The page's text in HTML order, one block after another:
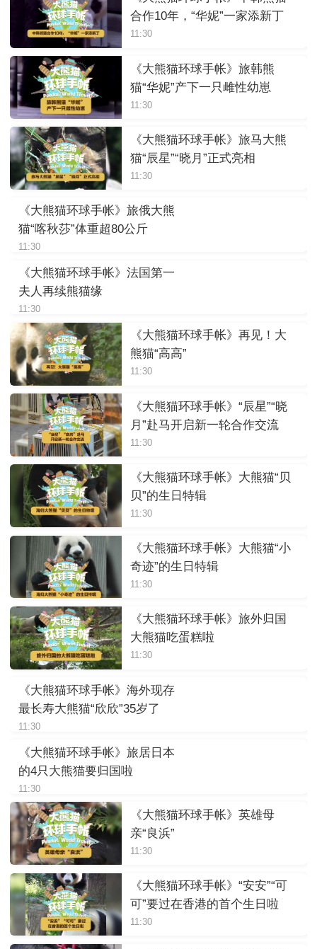
合作10年，“华妮”一家添新丁
11:30
《大熊猫环球手帐》旅韩熊
猫“华妮”产下一只雌性幼崽
11:30
《大熊猫环球手帐》旅马大熊
猫“辰星”“晓月”正式亮相
11:30
《大熊猫环球手帐》旅俄大熊
猫“喀秋莎”体重超80公斤
11:30
《大熊猫环球手帐》法国第一
夫人再续熊猫缘
11:30
《大熊猫环球手帐》再见！大
熊猫“高高”
11:30
《大熊猫环球手帐》“辰星”“晓
月”赴马开启新一轮合作交流
11:30
《大熊猫环球手帐》大熊猫“贝
贝”的生日特辑
11:30
《大熊猫环球手帐》大熊猫“小
奇迹”的生日特辑
11:30
《大熊猫环球手帐》旅外归国
大熊猫吃蛋糕啦
11:30
《大熊猫环球手帐》海外现存
最长寿大熊猫“欣欣”35岁了
11:30
《大熊猫环球手帐》旅居日本
的4只大熊猫要归国啦
11:30
《大熊猫环球手帐》英雄母
亲“良浜”
11:30
《大熊猫环球手帐》“安安”“可
可”要过在香港的首个生日啦
11:30